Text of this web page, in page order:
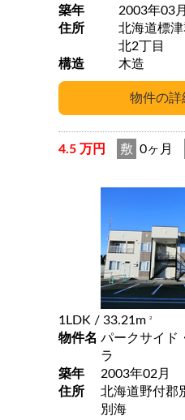
築年
2003年03月
住所
北海道標
北2丁目
構造
木造
4.5 万円 敷 0ヶ月
1LDK / 33.21m 2
物件名 パークサイド
ラ
築年
2003年02月
住所
北海道野付郡
別海